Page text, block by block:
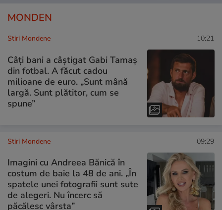
MONDEN
Stiri Mondene 10:21
Câți bani a câștigat Gabi Tamaș
din fotbal. A făcut cadou
milioane de euro. „Sunt mână
largă. Sunt plătitor, cum se
spune”
Stiri Mondene 09:29
Imagini cu Andreea Bănică în
costum de baie la 48 de ani. „În
spatele unei fotografii sunt sute
de alegeri. Nu încerc să
păcălesc vârsta”